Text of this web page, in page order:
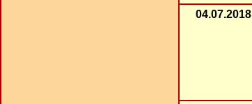
04.07.2018